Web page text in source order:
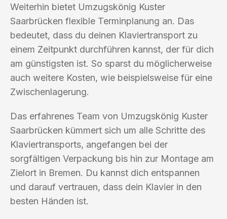
Weiterhin bietet Umzugskönig Kuster
Saarbrücken flexible Terminplanung an. Das
bedeutet, dass du deinen Klaviertransport zu
einem Zeitpunkt durchführen kannst, der für dich
am günstigsten ist. So sparst du möglicherweise
auch weitere Kosten, wie beispielsweise für eine
Zwischenlagerung.
Das erfahrenes Team von Umzugskönig Kuster
Saarbrücken kümmert sich um alle Schritte des
Klaviertransports, angefangen bei der
sorgfältigen Verpackung bis hin zur Montage am
Zielort in Bremen. Du kannst dich entspannen
und darauf vertrauen, dass dein Klavier in den
besten Händen ist.